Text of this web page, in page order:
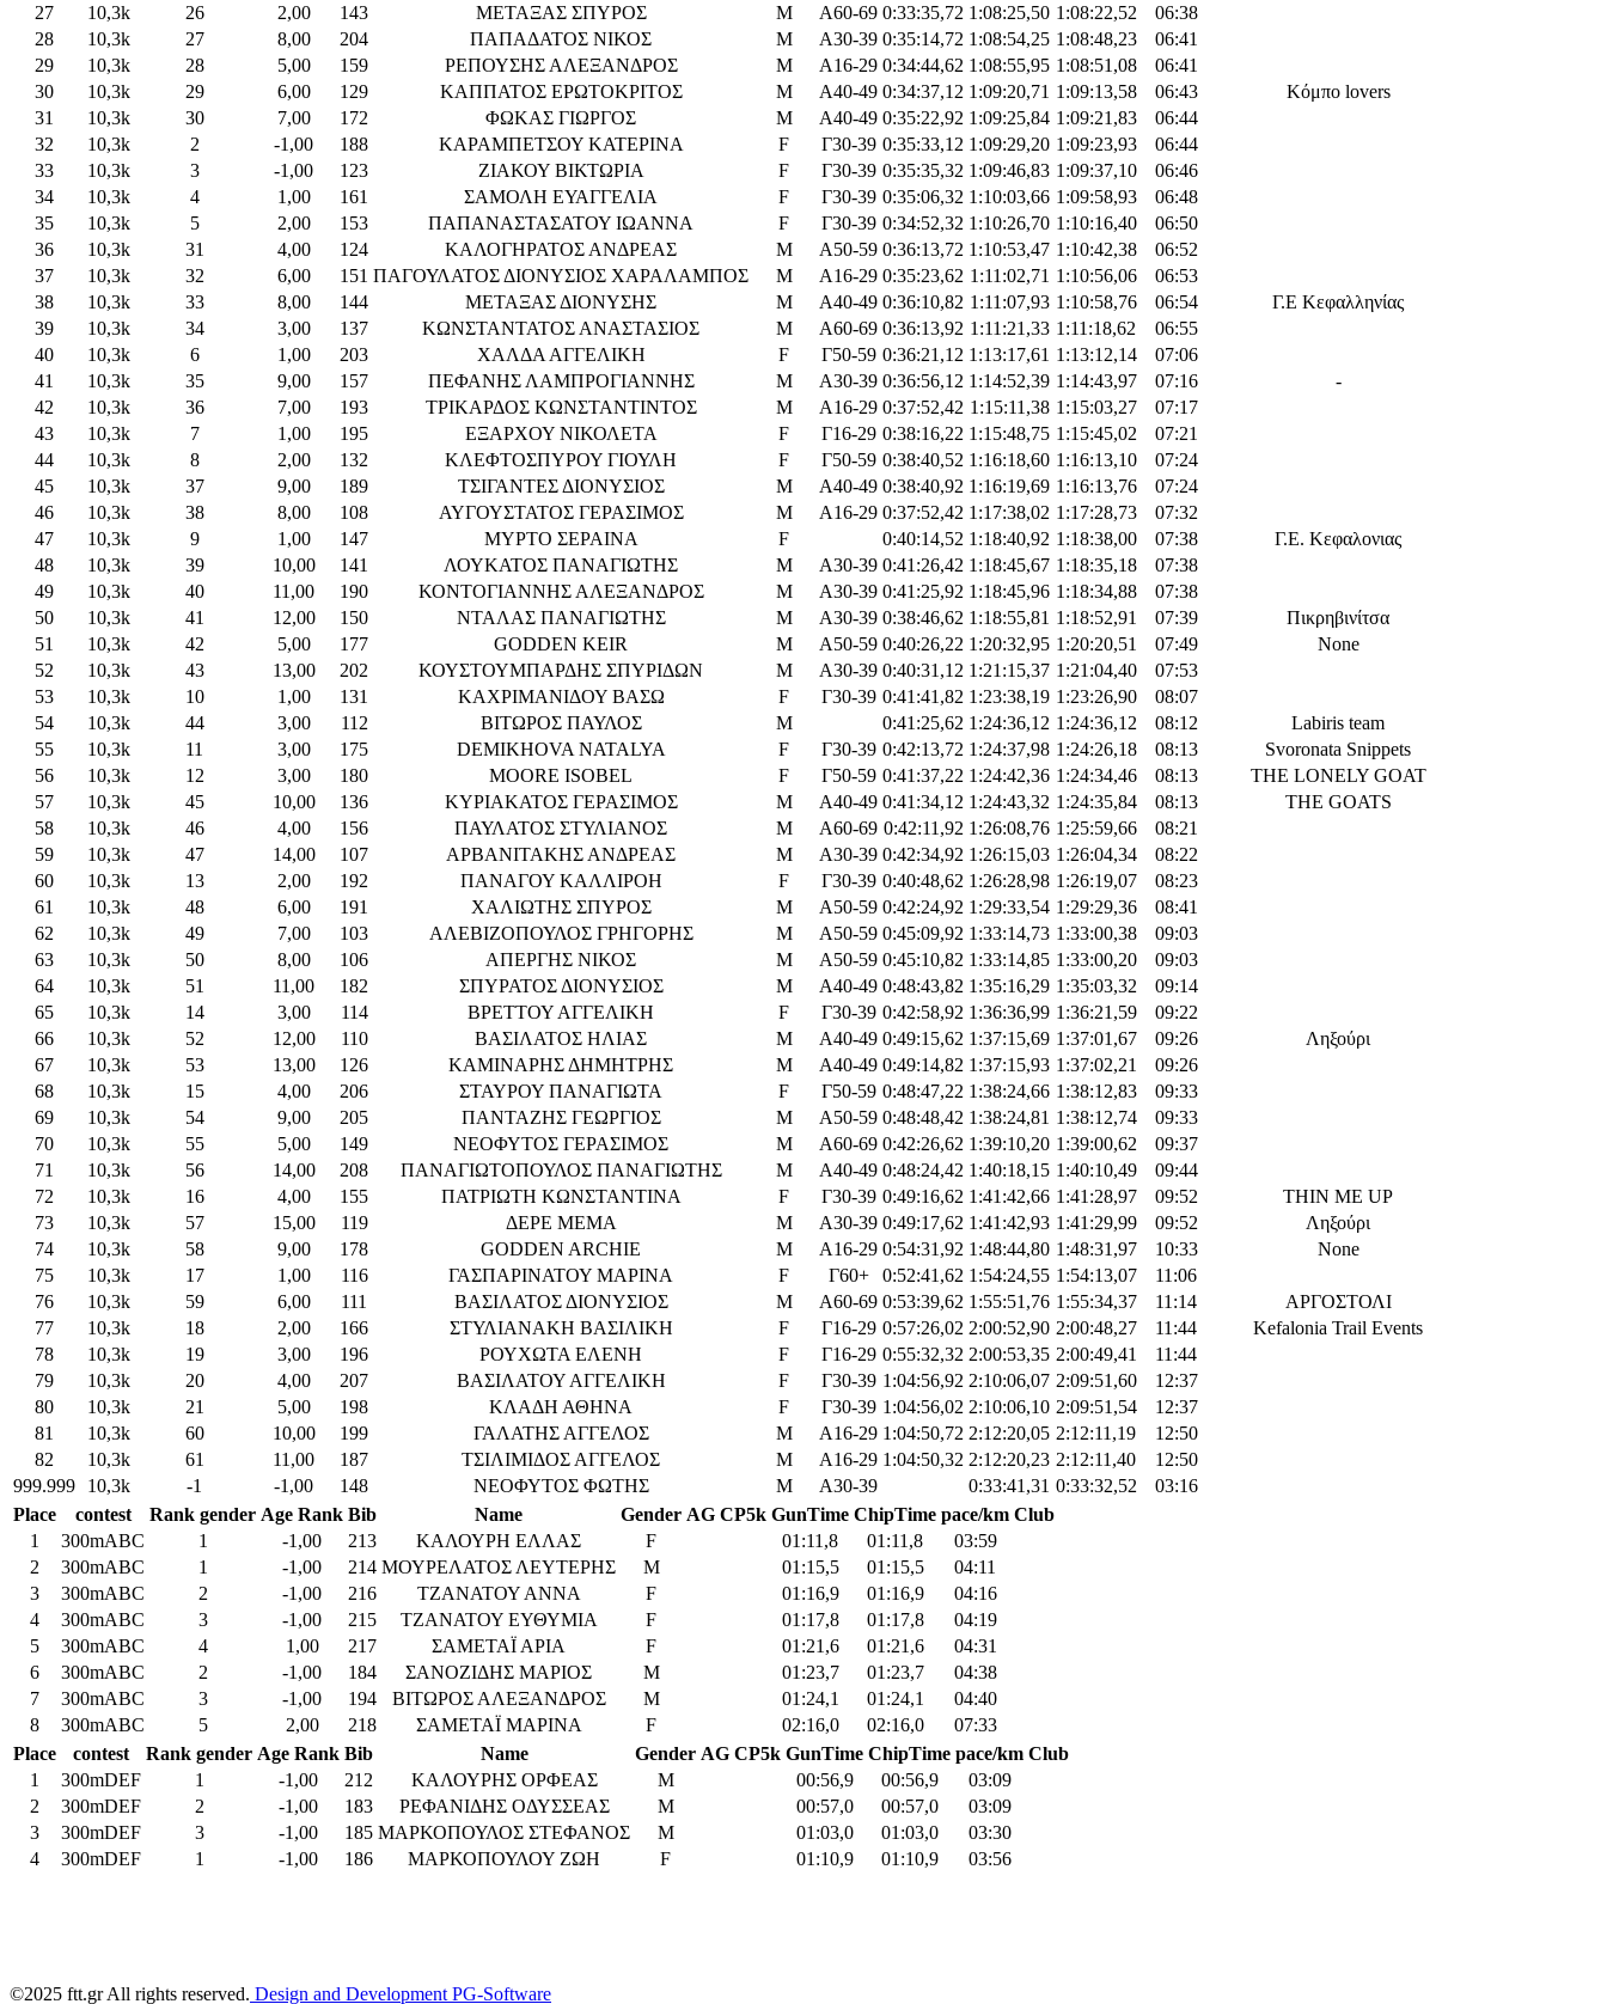
27
10,3k 26 2,00 143 ΜΕΤΑΞΑΣ ΣΠΥΡΟΣ M Α60-69 0:33:35,72 1:08:25,50 1:08:22,52
06:38
28
10,3k 27 8,00 204 ΠΑΠΑΔΑΤΟΣ ΝΙΚΟΣ M Α30-39 0:35:14,72 1:08:54,25 1:08:48,23
06:41
29
10,3k 28 5,00 159 ΡΕΠΟΥΣΗΣ ΑΛΕΞΑΝΔΡΟΣ M Α16-29 0:34:44,62 1:08:55,95 1:08:51,08
06:41
30
10,3k 29 6,00 129 ΚΑΠΠΑΤΟΣ ΕΡΩΤΟΚΡΙΤΟΣ M Α40-49 0:34:37,12 1:09:20,71 1:09:13,58 06:43
Κόμπο lovers
31
10,3k 30 7,00 172 ΦΩΚΑΣ ΓΙΩΡΓΟΣ M Α40-49 0:35:22,92 1:09:25,84 1:09:21,83
06:44
32
10,3k 2 -1,00 188 ΚΑΡΑΜΠΕΤΣΟΥ ΚΑΤΕΡΙΝΑ F Γ30-39 0:35:33,12 1:09:29,20 1:09:23,93
06:44
33
10,3k 3 -1,00 123 ΖΙΑΚΟΥ ΒΙΚΤΩΡΙΑ F Γ30-39 0:35:35,32 1:09:46,83 1:09:37,10
06:46
34
10,3k 4 1,00 161 ΣΑΜΟΛΗ ΕΥΑΓΓΕΛΙΑ F Γ30-39 0:35:06,32 1:10:03,66 1:09:58,93
06:48
35
10,3k 5 2,00 153 ΠΑΠΑΝΑΣΤΑΣΑΤΟΥ ΙΩΑΝΝΑ F Γ30-39 0:34:52,32 1:10:26,70 1:10:16,40
06:50
36
10,3k 31 4,00 124 ΚΑΛΟΓΗΡΑΤΟΣ ΑΝΔΡΕΑΣ M Α50-59 0:36:13,72 1:10:53,47 1:10:42,38
06:52
37
10,3k 32 6,00 151 ΠΑΓΟΥΛΑΤΟΣ ΔΙΟΝΥΣΙΟΣ ΧΑΡΑΛΑΜΠΟΣ M Α16-29 0:35:23,62 1:11:02,71 1:10:56,06
06:53
38
10,3k 33 8,00 144 ΜΕΤΑΞΑΣ ΔΙΟΝΥΣΗΣ M Α40-49 0:36:10,82 1:11:07,93 1:10:58,76 06:54
Γ.Ε Κεφαλληνίας
39
10,3k 34 3,00 137 ΚΩΝΣΤΑΝΤΑΤΟΣ ΑΝΑΣΤΑΣΙΟΣ M Α60-69 0:36:13,92 1:11:21,33 1:11:18,62
06:55
40
10,3k 6 1,00 203 ΧΑΛΔΑ ΑΓΓΕΛΙΚΗ F Γ50-59 0:36:21,12 1:13:17,61 1:13:12,14
07:06
41
10,3k 35 9,00 157 ΠΕΦΑΝΗΣ ΛΑΜΠΡΟΓΙΑΝΝΗΣ M Α30-39 0:36:56,12 1:14:52,39 1:14:43,97 07:16
-
42
10,3k 36 7,00 193 ΤΡΙΚΑΡΔΟΣ ΚΩΝΣΤΑΝΤΙΝΤΟΣ M Α16-29 0:37:52,42 1:15:11,38 1:15:03,27
07:17
43
10,3k 7 1,00 195 ΕΞΑΡΧΟΥ ΝΙΚΟΛΕΤΑ F Γ16-29 0:38:16,22 1:15:48,75 1:15:45,02
07:21
44
10,3k 8 2,00 132 ΚΛΕΦΤΟΣΠΥΡΟΥ ΓΙΟΥΛΗ F Γ50-59 0:38:40,52 1:16:18,60 1:16:13,10
07:24
45
10,3k 37 9,00 189 ΤΣΙΓΑΝΤΕΣ ΔΙΟΝΥΣΙΟΣ M Α40-49 0:38:40,92 1:16:19,69 1:16:13,76
07:24
46
10,3k 38 8,00 108 ΑΥΓΟΥΣΤΑΤΟΣ ΓΕΡΑΣΙΜΟΣ M Α16-29 0:37:52,42 1:17:38,02 1:17:28,73
07:32
47
10,3k 9 1,00 147 ΜΥΡΤΟ ΣΕΡΑΙΝΑ F 0:40:14,52 1:18:40,92 1:18:38,00 07:38
Γ.Ε. Κεφαλονιας
48
10,3k 39 10,00 141 ΛΟΥΚΑΤΟΣ ΠΑΝΑΓΙΩΤΗΣ M Α30-39 0:41:26,42 1:18:45,67 1:18:35,18
07:38
49
10,3k 40 11,00 190 ΚΟΝΤΟΓΙΑΝΝΗΣ ΑΛΕΞΑΝΔΡΟΣ M Α30-39 0:41:25,92 1:18:45,96 1:18:34,88
07:38
50
10,3k 41 12,00 150 ΝΤΑΛΑΣ ΠΑΝΑΓΙΩΤΗΣ M Α30-39 0:38:46,62 1:18:55,81 1:18:52,91 07:39
Πικρηβινίτσα
51
10,3k 42 5,00 177 GODDEN KEIR M Α50-59 0:40:26,22 1:20:32,95 1:20:20,51 07:49
None
52
10,3k 43 13,00 202 ΚΟΥΣΤΟΥΜΠΑΡΔΗΣ ΣΠΥΡΙΔΩΝ M Α30-39 0:40:31,12 1:21:15,37 1:21:04,40
07:53
53
10,3k 10 1,00 131 ΚΑΧΡΙΜΑΝΙΔΟΥ ΒΑΣΩ F Γ30-39 0:41:41,82 1:23:38,19 1:23:26,90
08:07
54
10,3k 44 3,00 112 ΒΙΤΩΡΟΣ ΠΑΥΛΟΣ M 0:41:25,62 1:24:36,12 1:24:36,12 08:12
Labiris team
55
10,3k 11 3,00 175 DEMIKHOVA NATALYA F Γ30-39 0:42:13,72 1:24:37,98 1:24:26,18 08:13
Svoronata Snippets
56
10,3k 12 3,00 180 MOORE ISOBEL F Γ50-59 0:41:37,22 1:24:42,36 1:24:34,46 08:13
THE LONELY GOAT
57
10,3k 45 10,00 136 ΚΥΡΙΑΚΑΤΟΣ ΓΕΡΑΣΙΜΟΣ M Α40-49 0:41:34,12 1:24:43,32 1:24:35,84 08:13
THE GOATS
58
10,3k 46 4,00 156 ΠΑΥΛΑΤΟΣ ΣΤΥΛΙΑΝΟΣ M Α60-69 0:42:11,92 1:26:08,76 1:25:59,66
08:21
59
10,3k 47 14,00 107 ΑΡΒΑΝΙΤΑΚΗΣ ΑΝΔΡΕΑΣ M Α30-39 0:42:34,92 1:26:15,03 1:26:04,34
08:22
60
10,3k 13 2,00 192 ΠΑΝΑΓΟΥ ΚΑΛΛΙΡΟΗ F Γ30-39 0:40:48,62 1:26:28,98 1:26:19,07
08:23
61
10,3k 48 6,00 191 ΧΑΛΙΩΤΗΣ ΣΠΥΡΟΣ M Α50-59 0:42:24,92 1:29:33,54 1:29:29,36
08:41
62
10,3k 49 7,00 103 ΑΛΕΒΙΖΟΠΟΥΛΟΣ ΓΡΗΓΟΡΗΣ M Α50-59 0:45:09,92 1:33:14,73 1:33:00,38
09:03
63
10,3k 50 8,00 106 ΑΠΕΡΓΗΣ ΝΙΚΟΣ M Α50-59 0:45:10,82 1:33:14,85 1:33:00,20
09:03
64
10,3k 51 11,00 182 ΣΠΥΡΑΤΟΣ ΔΙΟΝΥΣΙΟΣ M Α40-49 0:48:43,82 1:35:16,29 1:35:03,32
09:14
65
10,3k 14 3,00 114 ΒΡΕΤΤΟΥ ΑΓΓΕΛΙΚΗ F Γ30-39 0:42:58,92 1:36:36,99 1:36:21,59
09:22
66
10,3k 52 12,00 110 ΒΑΣΙΛΑΤΟΣ ΗΛΙΑΣ M Α40-49 0:49:15,62 1:37:15,69 1:37:01,67 09:26
Ληξούρι
67
10,3k 53 13,00 126 ΚΑΜΙΝΑΡΗΣ ΔΗΜΗΤΡΗΣ M Α40-49 0:49:14,82 1:37:15,93 1:37:02,21
09:26
68
10,3k 15 4,00 206 ΣΤΑΥΡΟΥ ΠΑΝΑΓΙΩΤΑ F Γ50-59 0:48:47,22 1:38:24,66 1:38:12,83
09:33
69
10,3k 54 9,00 205 ΠΑΝΤΑΖΗΣ ΓΕΩΡΓΙΟΣ M Α50-59 0:48:48,42 1:38:24,81 1:38:12,74
09:33
70
10,3k 55 5,00 149 ΝΕΟΦΥΤΟΣ ΓΕΡΑΣΙΜΟΣ M Α60-69 0:42:26,62 1:39:10,20 1:39:00,62
09:37
71
10,3k 56 14,00 208 ΠΑΝΑΓΙΩΤΟΠΟΥΛΟΣ ΠΑΝΑΓΙΩΤΗΣ M Α40-49 0:48:24,42 1:40:18,15 1:40:10,49
09:44
72
10,3k 16 4,00 155 ΠΑΤΡΙΩΤΗ ΚΩΝΣΤΑΝΤΙΝΑ F Γ30-39 0:49:16,62 1:41:42,66 1:41:28,97 09:52
THIN ME UP
73
10,3k 57 15,00 119 ΔΕΡΕ ΜΕΜΑ M Α30-39 0:49:17,62 1:41:42,93 1:41:29,99 09:52
Ληξούρι
74
10,3k 58 9,00 178 GODDEN ARCHIE M Α16-29 0:54:31,92 1:48:44,80 1:48:31,97 10:33
None
75
10,3k 17 1,00 116 ΓΑΣΠΑΡΙΝΑΤΟΥ ΜΑΡΙΝΑ F Γ60+ 0:52:41,62 1:54:24,55 1:54:13,07
11:06
76
10,3k 59 6,00 111 ΒΑΣΙΛΑΤΟΣ ΔΙΟΝΥΣΙΟΣ M Α60-69 0:53:39,62 1:55:51,76 1:55:34,37 11:14
ΑΡΓΟΣΤΟΛΙ
77
10,3k 18 2,00 166 ΣΤΥΛΙΑΝΑΚΗ ΒΑΣΙΛΙΚΗ F Γ16-29 0:57:26,02 2:00:52,90 2:00:48,27 11:44
Kefalonia Trail Events
78
10,3k 19 3,00 196 ΡΟΥΧΩΤΑ ΕΛΕΝΗ F Γ16-29 0:55:32,32 2:00:53,35 2:00:49,41
11:44
79
10,3k 20 4,00 207 ΒΑΣΙΛΑΤΟΥ ΑΓΓΕΛΙΚΗ F Γ30-39 1:04:56,92 2:10:06,07 2:09:51,60
12:37
80
10,3k 21 5,00 198 ΚΛΑΔΗ ΑΘΗΝΑ F Γ30-39 1:04:56,02 2:10:06,10 2:09:51,54
12:37
81
10,3k 60 10,00 199 ΓΑΛΑΤΗΣ ΑΓΓΕΛΟΣ M Α16-29 1:04:50,72 2:12:20,05 2:12:11,19
12:50
82
10,3k 61 11,00 187 ΤΣΙΛΙΜΙΔΟΣ ΑΓΓΕΛΟΣ M Α16-29 1:04:50,32 2:12:20,23 2:12:11,40
12:50
999.999
10,3k -1 -1,00 148 ΝΕΟΦΥΤΟΣ ΦΩΤΗΣ M Α30-39 0:33:41,31 0:33:32,52
03:16
Place
contest Rank gender Age Rank Bib Name Gender AG CP5k GunTime ChipTime pace/km Club
1
300mABC 1 -1,00 213 ΚΑΛΟΥΡΗ ΕΛΛΑΣ F 01:11,8 01:11,8
03:59
2
300mABC 1 -1,00 214 ΜΟΥΡΕΛΑΤΟΣ ΛΕΥΤΕΡΗΣ M 01:15,5 01:15,5
04:11
3
300mABC 2 -1,00 216 ΤΖΑΝΑΤΟΥ ΑΝΝΑ F 01:16,9 01:16,9
04:16
4
300mABC 3 -1,00 215 ΤΖΑΝΑΤΟΥ ΕΥΘΥΜΙΑ F 01:17,8 01:17,8
04:19
5
300mABC 4 1,00 217 ΣΑΜΕΤΑΪ ΑΡΙΑ F 01:21,6 01:21,6
04:31
6
300mABC 2 -1,00 184 ΣΑΝΟΖΙΔΗΣ ΜΑΡΙΟΣ M 01:23,7 01:23,7
04:38
7
300mABC 3 -1,00 194 ΒΙΤΩΡΟΣ ΑΛΕΞΑΝΔΡΟΣ M 01:24,1 01:24,1
04:40
8
300mABC 5 2,00 218 ΣΑΜΕΤΑΪ ΜΑΡΙΝΑ F 02:16,0 02:16,0
07:33
Place
contest Rank gender Age Rank Bib Name Gender AG CP5k GunTime ChipTime pace/km Club
1
300mDEF 1 -1,00 212 ΚΑΛΟΥΡΗΣ ΟΡΦΕΑΣ M 00:56,9 00:56,9
03:09
2
300mDEF 2 -1,00 183 ΡΕΦΑΝΙΔΗΣ ΟΔΥΣΣΕΑΣ M 00:57,0 00:57,0
03:09
3
300mDEF 3 -1,00 185 ΜΑΡΚΟΠΟΥΛΟΣ ΣΤΕΦΑΝΟΣ M 01:03,0 01:03,0
03:30
4
300mDEF 1 -1,00 186 ΜΑΡΚΟΠΟΥΛΟΥ ΖΩΗ F 01:10,9 01:10,9 03:56
©2025 ftt.gr All rights reserved. Design and Development PG-Software